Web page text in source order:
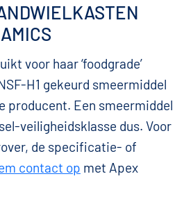
voor haar ‘foodgrade’
H1 gekeurd smeermiddel
producent. Een smeermiddel
veiligheidsklasse dus. Voor
de specificatie- of
contact op met Apex